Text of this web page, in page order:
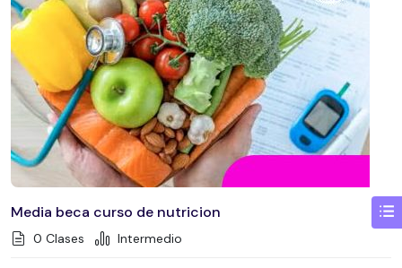
Media beca curso de nutricion
0 Clases Intermedio